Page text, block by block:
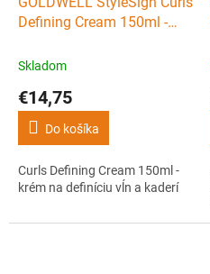
Defining Cream 150ml -
kaderí
Skladom
€14,75
Do košíka
Curls Defining Cream 150ml -
krém na definíciu vĺn a kaderí